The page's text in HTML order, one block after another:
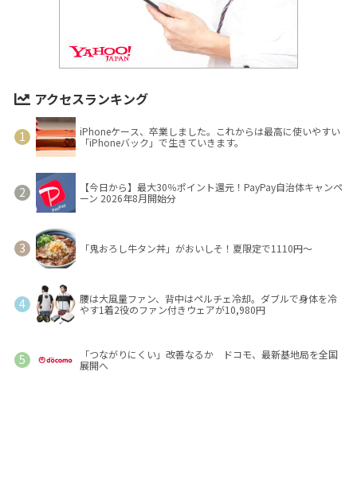
アクセスランキング
iPhoneケース、卒業しました。これからは最高に使いやすい
「iPhoneバック」で生きていきます。
【今日から】最大30％ポイント還元！PayPay自治体キャンペ
ーン 2026年8月開始分
「鬼おろし牛タン丼」がおいしそ！夏限定で1110円～
腰は大風量ファン、背中はペルチェ冷却。ダブルで身体を冷
やす1着2役のファン付きウェアが10,980円
「つながりにくい」改善なるか ドコモ、最新基地局を全国
展開へ